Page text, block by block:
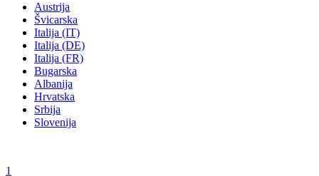
Austrija
Švicarska
Italija (IT)
Italija (DE)
Italija (FR)
Bugarska
Albanija
Hrvatska
Srbija
Slovenija
1